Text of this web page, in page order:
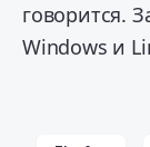
говорится.
Windows и